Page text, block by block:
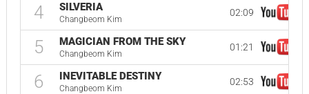
4 SILVERIA
Changbeom Kim
02:09
5 MAGICIAN FROM THE SKY
Changbeom Kim
01:21
6 INEVITABLE DESTINY
Changbeom Kim
02:53